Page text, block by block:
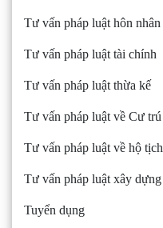
Tư vấn pháp luật hôn nhân
Tư vấn pháp luật tài chính
Tư vấn pháp luật thừa kế
Tư vấn pháp luật về Cư trú
Tư vấn pháp luật về hộ tịch
Tư vấn pháp luật xây dựng
Tuyển dụng